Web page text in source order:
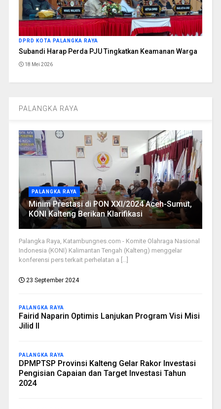
DPRD KOTA PALANGKA RAYA
Subandi Harap Perda PJU Tingkatkan Keamanan Warga
18 Mei 2026
PALANGKA RAYA
PALANGKA RAYA
Minim Prestasi di PON XXI/2024 Aceh-Sumut,
KONI Kalteng Berikan Klarifikasi
Palangka Raya, Katambungnes.com - Komite Olahraga Nasional
Indonesia (KONI) Kalimantan Tengah (Kalteng) menggelar
konferensi pers terkait perhelatan a [...]
23 September 2024
PALANGKA RAYA
Fairid Naparin Optimis Lanjukan Program Visi Misi
Jilid II
PALANGKA RAYA
DPMPTSP Provinsi Kalteng Gelar Rakor Investasi
Pengisian Capaian dan Target Investasi Tahun
2024